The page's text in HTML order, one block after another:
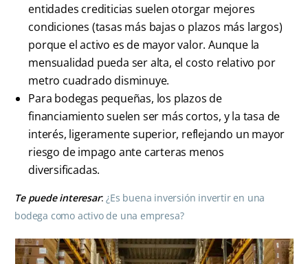
entidades crediticias suelen otorgar mejores
condiciones (tasas más bajas o plazos más largos)
porque el activo es de mayor valor. Aunque la
mensualidad pueda ser alta, el costo relativo por
metro cuadrado disminuye.
Para bodegas pequeñas, los plazos de
financiamiento suelen ser más cortos, y la tasa de
interés, ligeramente superior, reflejando un mayor
riesgo de impago ante carteras menos
diversificadas.
Te puede interesar: ¿Es buena inversión invertir en una
bodega como activo de una empresa?